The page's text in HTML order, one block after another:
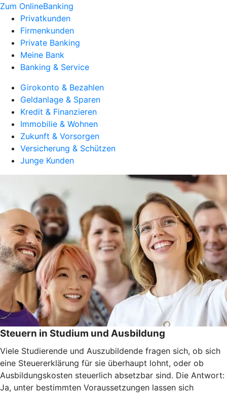
Zum OnlineBanking
Privatkunden
Firmenkunden
Private Banking
Meine Bank
Banking & Service
Girokonto & Bezahlen
Geldanlage & Sparen
Kredit & Finanzieren
Immobilie & Wohnen
Zukunft & Vorsorgen
Versicherung & Schützen
Junge Kunden
Steuern in Studium und Ausbildung
Viele Studierende und Auszubildende fragen sich, ob sich
eine Steuererklärung für sie überhaupt lohnt, oder ob
Ausbildungskosten steuerlich absetzbar sind. Die Antwort:
Ja, unter bestimmten Voraussetzungen lassen sich